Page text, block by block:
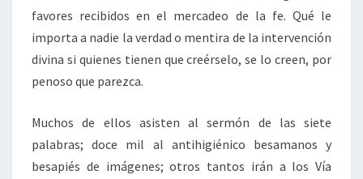
favores recibidos en el mercadeo de la fe. Qué le
importa a nadie la verdad o mentira de la intervención
divina si quienes tienen que creérselo, se lo creen, por
penoso que parezca.
Muchos de ellos asisten al sermón de las siete
palabras; doce mil al antihigiénico besamanos y
besapiés de imágenes; otros tantos irán a los Vía